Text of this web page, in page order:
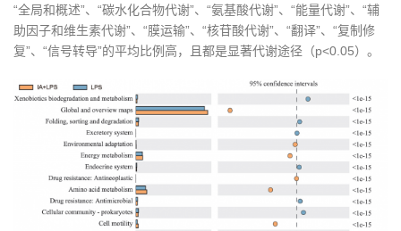
“全局和概述”、“碳水化合物代谢”、“氨基酸代谢”、“能量代谢”、“辅
助因子和维生素代谢”、“膜运输”、“核苷酸代谢”、“翻译”、“复制修
复”、“信号转导”的平均比例高，且都是显著代谢途径（p<0.05）。